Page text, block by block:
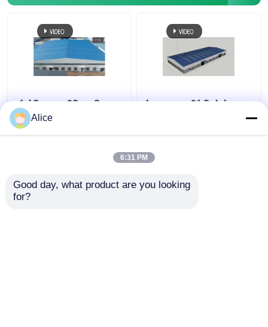
औद्योगिक एल्यूमीनियम मिश्र
धातु प्रीफैब स्टील गोदाम भवन
अनुकूलन योग्य
गैल्वनाइज्ड प्रीफैब्रिकेटेड
Alice
6:31 PM
Good day, what product are you looking
for?